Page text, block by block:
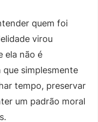
quem foi
virou
ela não é
simplesmente
tempo, preservar
um padrão moral